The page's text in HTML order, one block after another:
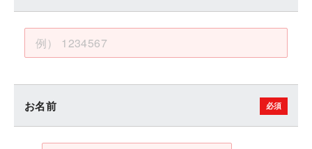
お名前